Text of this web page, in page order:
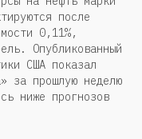
после
0,11%,
Опубликованный
США показал
за прошлую неделю
ниже прогнозов